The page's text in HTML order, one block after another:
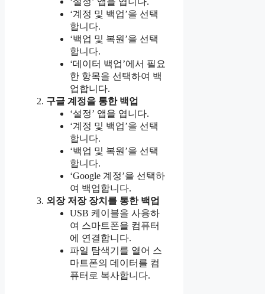
‘계정 및 백업’을 선택
합니다.
‘백업 및 복원’을 선택
합니다.
‘데이터 백업’에서 필요
한 항목을 선택하여 백
업합니다.
구글 계정을 통한 백업
‘설정’ 앱을 엽니다.
‘계정 및 백업’을 선택
합니다.
‘백업 및 복원’을 선택
합니다.
‘Google 계정’을 선택하
여 백업합니다.
외장 저장 장치를 통한 백업
USB 케이블을 사용하
여 스마트폰을 컴퓨터
에 연결합니다.
파일 탐색기를 열어 스
마트폰의 데이터를 컴
퓨터로 복사합니다.